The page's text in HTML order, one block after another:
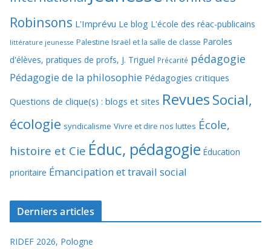
Robinsons L'Imprévu Le blog L'école des réac-publicains
littérature jeunesse Palestine Israël et la salle de classe Paroles
d'élèves, pratiques de profs, J. Triguel Précarité pédagogie
Pédagogie de la philosophie Pédagogies critiques
Questions de clique(s) : blogs et sites RevuesSocial,
écologie syndicalisme Vivre et dire nos luttes École,
histoire et Cie Éduc, pédagogie Éducation
prioritaire Émancipation et travail social
Derniers articles
RIDEF 2026, Pologne